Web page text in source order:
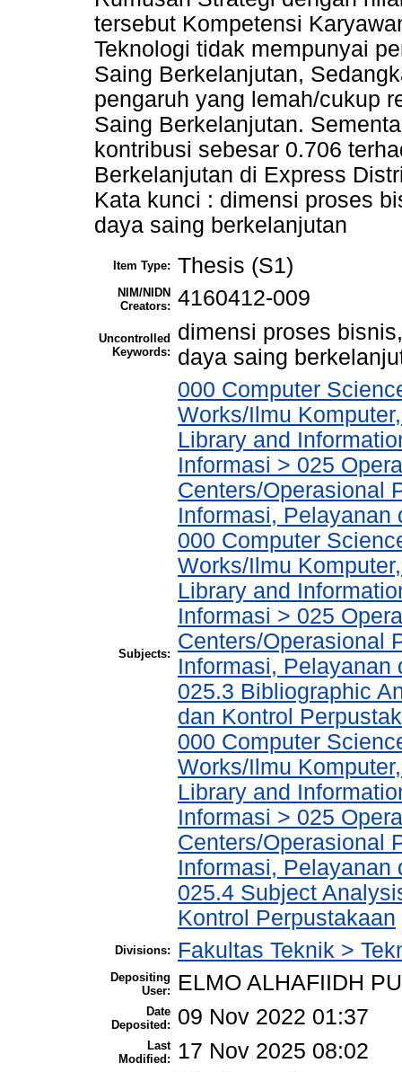
tersebut Kompetensi
Teknologi tidak mempunyai
Saing Berkelanjutan,
pengaruh yang lemah/cukup
Saing Berkelanjutan.
kontribusi sebesar 0.706
Berkelanjutan di Express
Kata kunci : dimensi proses
daya saing berkelanjutan
Item Type: Thesis (S1)
NIM/NIDN
Creators: 4160412-009
Uncontrolled
Keywords:
dimensi proses
daya saing
Subjects:
000 Computer
Works/Ilmu
Library and
Informasi > 025
Centers/Operasional
Informasi, Pelayanan
000 Computer
Works/Ilmu
Library and
Informasi > 025
Centers/Operasional
Informasi, Pelayanan
025.3 Bibliographic
dan Kontrol
000 Computer
Works/Ilmu
Library and
Informasi > 025
Centers/Operasional
Informasi, Pelayanan
025.4 Subject
Kontrol Perpustakaan
Divisions: Fakultas Teknik >
Depositing
User:
ELMO ALHAFIIDH
Date
Deposited:
09 Nov 2022 01:37
Last
Modified:
17 Nov 2025 08:02